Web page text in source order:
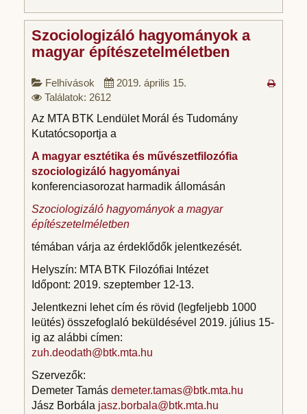
Szociologizáló hagyományok a
magyar építészetelméletben
Felhívások
2019. április 15.
Találatok: 2612
Az MTA BTK Lendület Morál és Tudomány
Kutatócsoportja a
A magyar esztétika és művészetfilozófia
szociologizáló hagyományai
konferenciasorozat harmadik állomásán
Szociologizáló hagyományok a magyar
építészetelméletben
témában várja az érdeklődők jelentkezését.
Helyszín: MTA BTK Filozófiai Intézet
Időpont: 2019. szeptember 12-13.
Jelentkezni lehet cím és rövid (legfeljebb 1000
leütés) összefoglaló beküldésével 2019. július 15-
ig az alábbi címen:
zuh.deodath@btk.mta.hu
Szervezők:
Demeter Tamás demeter.tamas@btk.mta.hu
Jász Borbála jasz.borbala@btk.mta.hu